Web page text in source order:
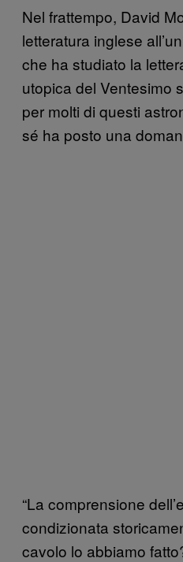
Nel frattempo, David
letteratura inglese
che ha studiato la
utopica del Ventesimo
per molti di questi
sé ha posto una
“La comprensione
condizionata
cavolo lo abbiamo